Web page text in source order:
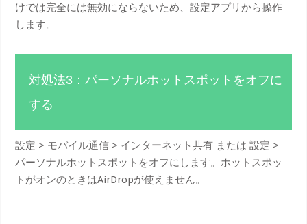
けでは完全には無効にならないため、設定アプリから操作
します。
対処法3：パーソナルホットスポットをオフに
する
設定 > モバイル通信 > インターネット共有 または 設定 >
パーソナルホットスポットをオフにします。ホットスポッ
トがオンのときはAirDropが使えません。